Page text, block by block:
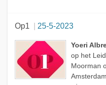
Op1 25-5-2023
Yoeri
op het
Moorman